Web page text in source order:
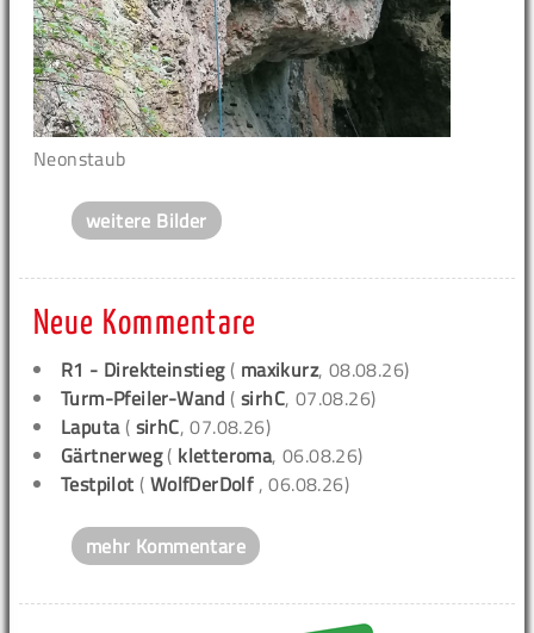
Neonstaub
weitere Bilder
Neue Kommentare
R1 - Direkteinstieg( maxikurz, 08.08.26)
Turm-Pfeiler-Wand (sirhC, 07.08.26)
Laputa( sirhC, 07.08.26)
Gärtnerweg( kletteroma, 06.08.26)
Testpilot ( WolfDerDolf , 06.08.26)
mehr Kommentare